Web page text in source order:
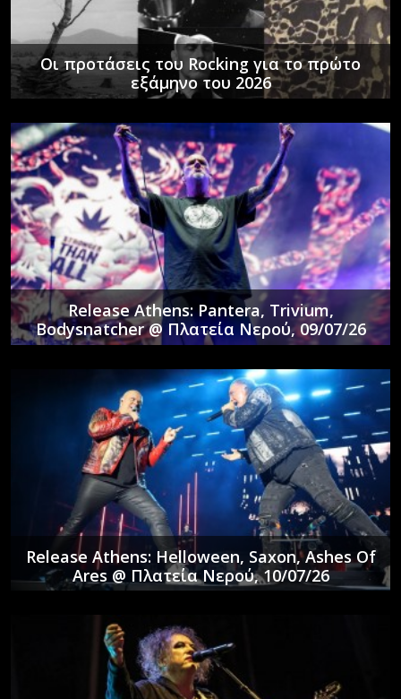
Οι προτάσεις του Rocking για το πρώτο
εξάμηνο του 2026
Release Athens: Pantera, Trivium,
Bodysnatcher @ Πλατεία Νερού, 09/07/26
Release Athens: Helloween, Saxon, Ashes Of
Ares @ Πλατεία Νερού, 10/07/26